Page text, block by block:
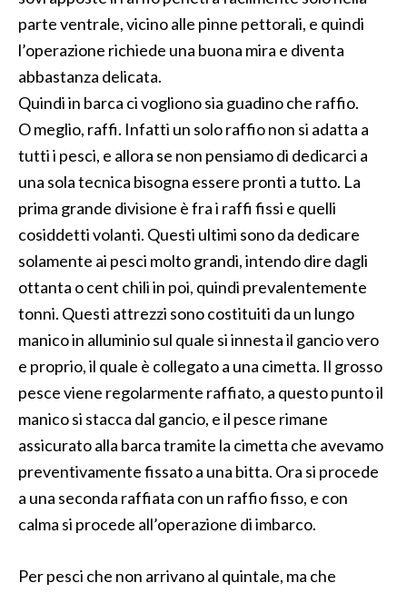
parte ventrale, vicino alle pinne pettorali, e quindi
l’operazione richiede una buona mira e diventa
abbastanza delicata.
Quindi in barca ci vogliono sia guadino che raffio.
O meglio, raffi. Infatti un solo raffio non si adatta a
tutti i pesci, e allora se non pensiamo di dedicarci a
una sola tecnica bisogna essere pronti a tutto. La
prima grande divisione è fra i raffi fissi e quelli
cosiddetti volanti. Questi ultimi sono da dedicare
solamente ai pesci molto grandi, intendo dire dagli
ottanta o cent chili in poi, quindi prevalentemente
tonni. Questi attrezzi sono costituiti da un lungo
manico in alluminio sul quale si innesta il gancio vero
e proprio, il quale è collegato a una cimetta. Il grosso
pesce viene regolarmente raffiato, a questo punto il
manico si stacca dal gancio, e il pesce rimane
assicurato alla barca tramite la cimetta che avevamo
preventivamente fissato a una bitta. Ora si procede
a una seconda raffiata con un raffio fisso, e con
calma si procede all’operazione di imbarco.
Per pesci che non arrivano al quintale, ma che